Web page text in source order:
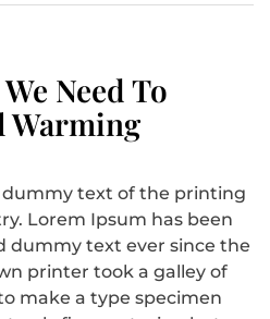
Need To
Warming
dummy text of the printing
Lorem Ipsum has been
dummy text ever since the
printer took a galley of
make a type specimen